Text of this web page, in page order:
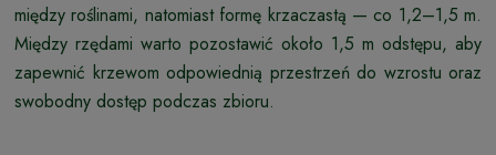
między roślinami, natomiast formę krzaczastą — co 1,2–1,5 m.
Między rzędami warto pozostawić około 1,5 m odstępu, aby
zapewnić krzewom odpowiednią przestrzeń do wzrostu oraz
swobodny dostęp podczas zbioru.